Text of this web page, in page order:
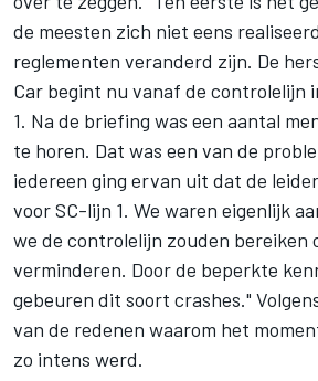
de meesten zich niet eens
reglementen veranderd zijn. De
Car begint nu vanaf de controlelijn
1. Na de briefing was een aantal
te horen. Dat was een van de
iedereen ging ervan uit dat de
voor SC-lijn 1. We waren eigenlijk
we de controlelijn zouden bereiken
verminderen. Door de beperkte
gebeuren dit soort crashes."
van de redenen waarom het
zo intens werd.